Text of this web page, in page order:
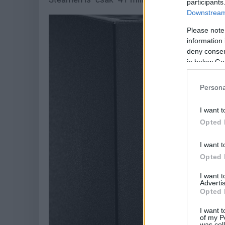
Please
information
deny
in below
I want
Opted
I want
Opted
I want
Opted
I want
of my